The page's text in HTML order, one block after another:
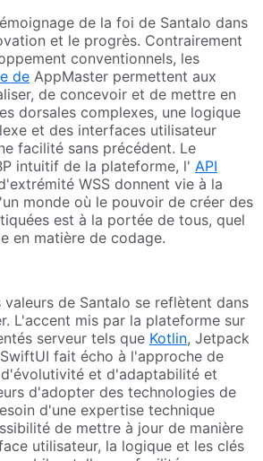
de la foi de Santalo dans
et le progrès. Contrairement
conventionnels, les
de AppMaster permettent aux
de concevoir et de mettre en
dorsales complexes, une logique
et des interfaces utilisateur
facilité sans précédent. Le
intuitif de la plateforme, l' API
WSS donnent vie à la
monde où le pouvoir de créer des
est à la portée de tous, quel
en matière de codage.
valeurs de Santalo se reflètent dans
L'accent mis par la plateforme sur
serveur tels que Kotlin, Jetpack
fait écho à l'approche de
et d'adaptabilité et
d'adopter des technologies de
d'une expertise technique
de mettre à jour de manière
utilisateur, la logique et les clés